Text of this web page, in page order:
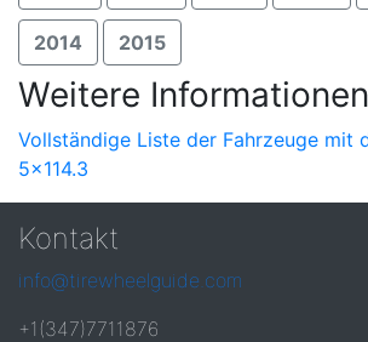
2014 2015
Weitere
Vollständige Liste der Fahrzeuge mit
5x114.3
Kontakt
info@tirewheelguide.com
+1(347)7711876